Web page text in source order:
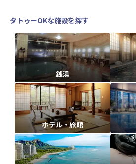
タトゥーOKな施設を探す
銭湯
ホテル・旅館